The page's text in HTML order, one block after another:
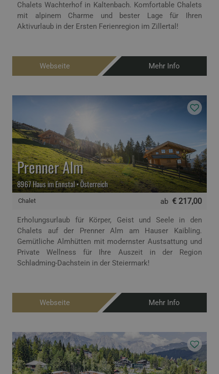
Chalets Wachterhof in Kaltenbach. Komfortable Chalets
mit alpinem Charme und bester Lage für Ihren
Aktivurlaub in der Ersten Ferienregion im Zillertal!
Webseite Mehr Info
Chalet
Prenner Alm
8967 Haus im Ennstal • Österreich
ab € 217,00
Erholungsurlaub für Körper, Geist und Seele in den
Chalets auf der Prenner Alm am Hauser Kaibling.
Gemütliche Almhütten mit modernster Austsattung und
Private Wellness für Ihre Auszeit in der Region
Schladming-Dachstein in der Steiermark!
Webseite Mehr Info